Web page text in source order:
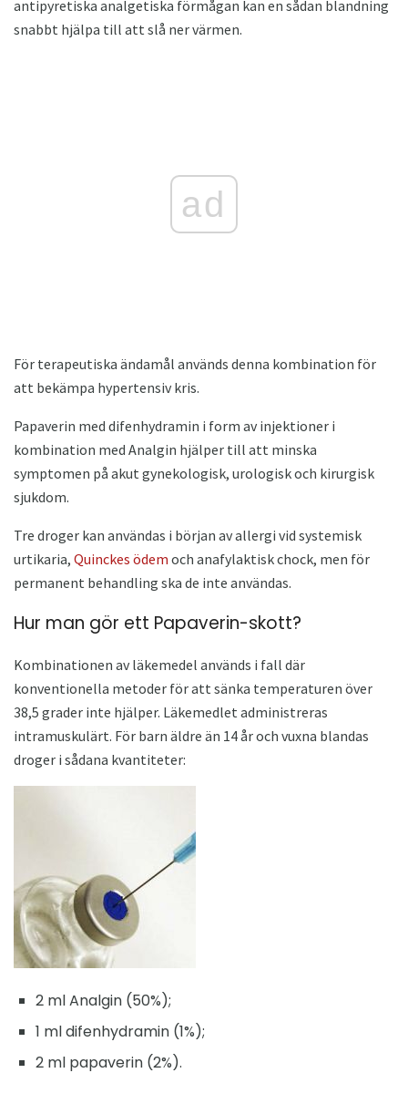
antipyretiska analgetiska förmågan kan en sådan blandning
snabbt hjälpa till att slå ner värmen.
ad
För terapeutiska ändamål används denna kombination för
att bekämpa hypertensiv kris.
Papaverin med difenhydramin i form av injektioner i
kombination med Analgin hjälper till att minska
symptomen på akut gynekologisk, urologisk och kirurgisk
sjukdom.
Tre droger kan användas i början av allergi vid systemisk
urtikaria, Quinckes ödem och anafylaktisk chock, men för
permanent behandling ska de inte användas.
Hur man gör ett Papaverin-skott?
Kombinationen av läkemedel används i fall där
konventionella metoder för att sänka temperaturen över
38,5 grader inte hjälper. Läkemedlet administreras
intramuskulärt. För barn äldre än 14 år och vuxna blandas
droger i sådana kvantiteter:
2 ml Analgin (50%);
1 ml difenhydramin (1%);
2 ml papaverin (2%).